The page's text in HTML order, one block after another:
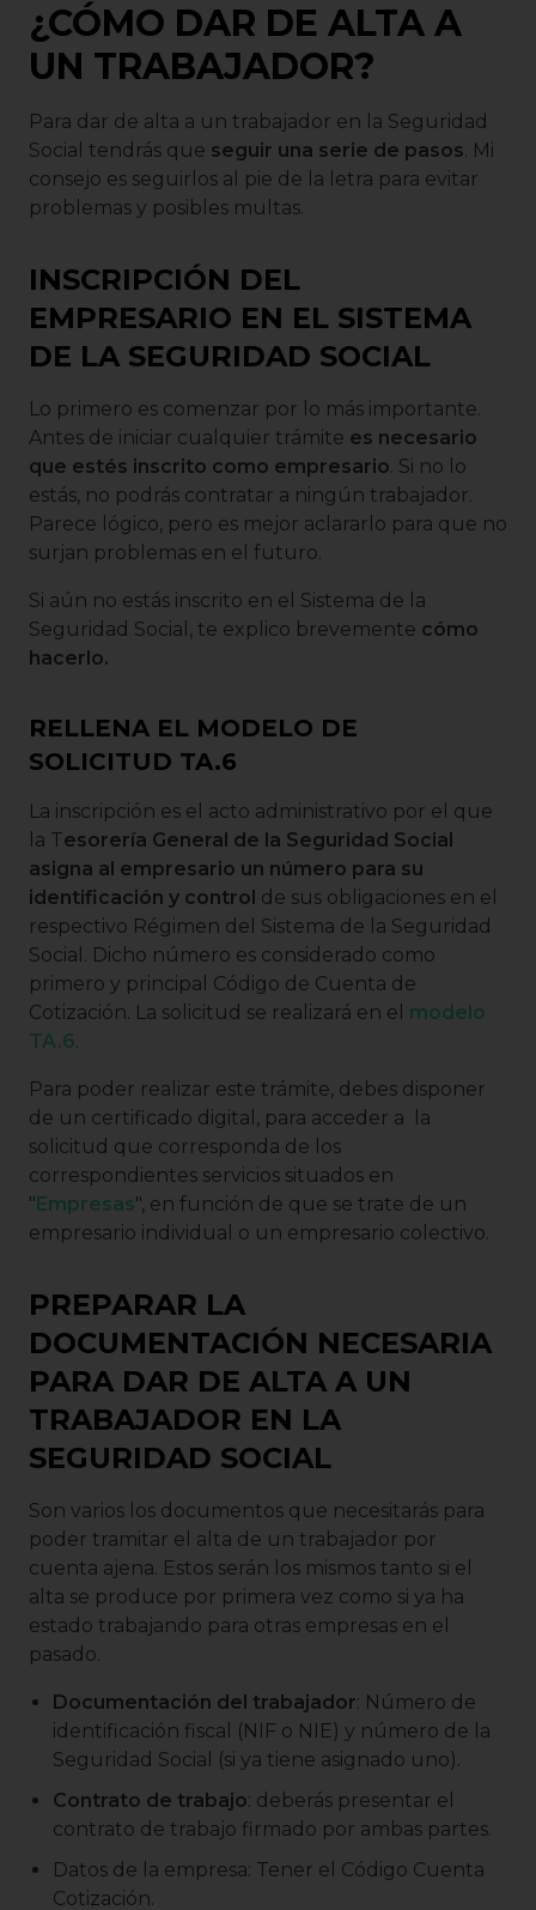
¿CÓMO DAR DE ALTA A
UN TRABAJADOR?
Para dar de alta a un trabajador en la Seguridad
Social tendrás que seguir una serie de pasos. Mi
consejo es seguirlos al pie de la letra para evitar
problemas y posibles multas.
INSCRIPCIÓN DEL
EMPRESARIO EN EL SISTEMA
DE LA SEGURIDAD SOCIAL
Lo primero es comenzar por lo más importante.
Antes de iniciar cualquier trámite es necesario
que estés inscrito como empresario. Si no lo
estás, no podrás contratar a ningún trabajador.
Parece lógico, pero es mejor aclararlo para que no
surjan problemas en el futuro.
Si aún no estás inscrito en el Sistema de la
Seguridad Social, te explico brevemente cómo
hacerlo.
RELLENA EL MODELO DE
SOLICITUD TA.6
La inscripción es el acto administrativo por el que
la Tesorería General de la Seguridad Social
asigna al empresario un número para su
identificación y control de sus obligaciones en el
respectivo Régimen del Sistema de la Seguridad
Social. Dicho número es considerado como
primero y principal Código de Cuenta de
Cotización. La solicitud se realizará en el modelo
TA.6.
Para poder realizar este trámite, debes disponer
de un certificado digital, para acceder a la
solicitud que corresponda de los
correspondientes servicios situados en
"Empresas", en función de que se trate de un
empresario individual o un empresario colectivo.
PREPARAR LA
DOCUMENTACIÓN NECESARIA
PARA DAR DE ALTA A UN
TRABAJADOR EN LA
SEGURIDAD SOCIAL
Son varios los documentos que necesitarás para
poder tramitar el alta de un trabajador por
cuenta ajena. Estos serán los mismos tanto si el
alta se produce por primera vez como si ya ha
estado trabajando para otras empresas en el
pasado.
Documentación del trabajador: Número de
identificación fiscal (NIF o NIE) y número de la
Seguridad Social (si ya tiene asignado uno).
Contrato de trabajo: deberás presentar el
contrato de trabajo firmado por ambas partes.
Datos de la empresa: Tener el Código Cuenta
Cotización.